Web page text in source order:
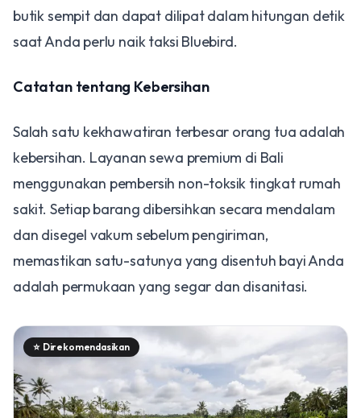
butik sempit dan dapat dilipat dalam hitungan detik
saat Anda perlu naik taksi Bluebird.
Catatan tentang Kebersihan
Salah satu kekhawatiran terbesar orang tua adalah
kebersihan. Layanan sewa premium di Bali
menggunakan pembersih non-toksik tingkat rumah
sakit. Setiap barang dibersihkan secara mendalam
dan disegel vakum sebelum pengiriman,
memastikan satu-satunya yang disentuh bayi Anda
adalah permukaan yang segar dan disanitasi.
⭐ Direkomendasikan